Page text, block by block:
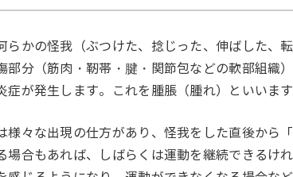
らかの怪我（ぶつけた、捻じった、伸ばした、
部分（筋肉・靭帯・腱・関節包などの軟部組織
症が発生します。これを腫脹（腫れ）といいます
様々な出現の仕方があり、怪我をした直後から
場合もあれば、しばらくは運動を継続できるけ